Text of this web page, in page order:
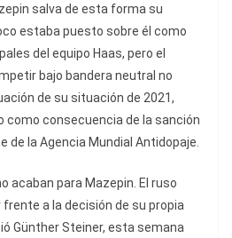
salva de esta forma su
estaba puesto sobre él como
del equipo Haas, pero el
bajo bandera neutral no
de su situación de 2021,
como consecuencia de la sanción
de la Agencia Mundial Antidopaje.
acaban para Mazepin. El ruso
a la decisión de su propia
Günther Steiner, esta semana